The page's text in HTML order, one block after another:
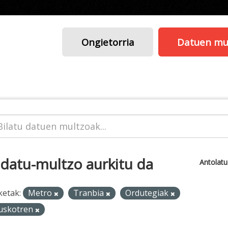
Ongietorria Datuen
multzo aurkitu da
Metro Tranbia
Ordutegiak